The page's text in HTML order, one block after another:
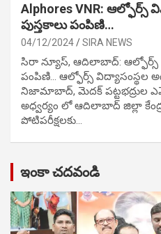
Alphores VNR: ఆల్ఫోర్స్
పుస్తకాలు పంపిణి…
04/12/2024 SIRA NEWS
సిరా న్యూస్, ఆదిలాబాద్: ఆల్ఫోర్స్
పంపిణి… ఆల్ఫోర్స్ విద్యాసంస్థల
నిజామాబాద్, మెదక్ పట్టభద్రుల
అధ్వర్యం లో ఆదిలాబాద్ జిల్లా
పోటిప‌రీక్ష‌ల‌కు…
ఇంకా చదవండి